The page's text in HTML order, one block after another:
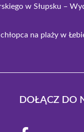
w Słupsku –
na plaży w
DOŁĄCZ DO